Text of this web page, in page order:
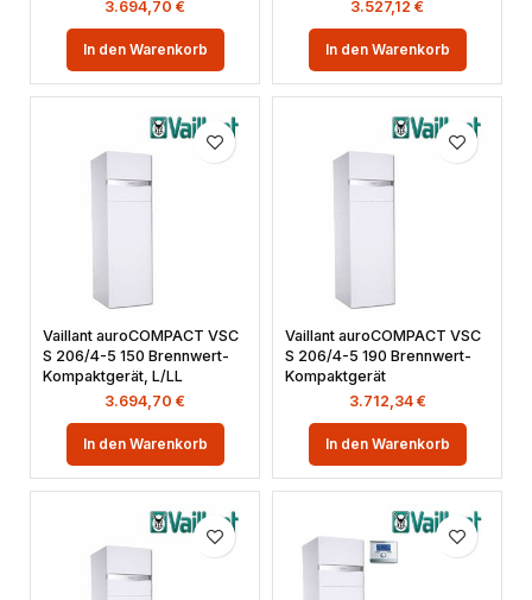
3.694,70 €
In den Warenkorb
3.527,12 €
In den Warenkorb
Vaillant auroCOMPACT VSC
S 206/4-5 150 Brennwert-
Kompaktgerät, L/LL
3.694,70 €
In den Warenkorb
Vaillant auroCOMPACT VSC
S 206/4-5 190 Brennwert-
Kompaktgerät
3.712,34 €
In den Warenkorb